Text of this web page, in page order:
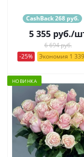
CashBack 268 руб.
5 355руб./
6 694 руб.
-25%
Экономия 1
НОВИНКА